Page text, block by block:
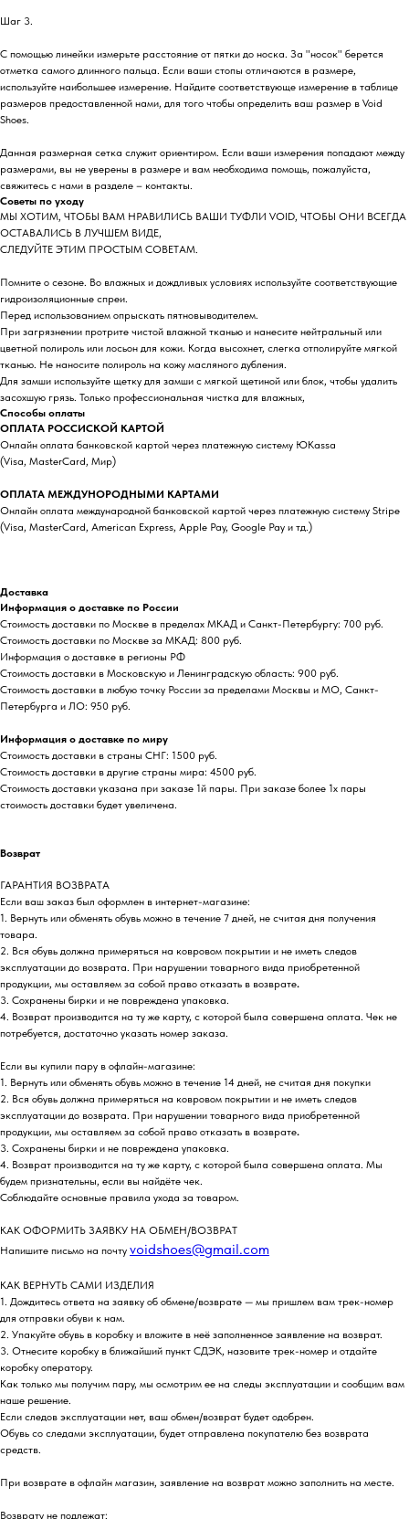
Шаг 3.
С помощью линейки измерьте расстояние от пятки до носка. За "носок" берется
отметка самого длинного пальца. Если ваши стопы отличаются в размере,
используйте наибольшее измерение. Найдите соответствующе измерение в таблице
размеров предоставленной нами, для того чтобы определить ваш размер в Void
Shoes.
Данная размерная сетка служит ориентиром. Если ваши измерения попадают между
размерами, вы не уверены в размере и вам необходима помощь, пожалуйста,
свяжитесь с нами в разделе – контакты.
Советы по уходу
МЫ ХОТИМ, ЧТОБЫ ВАМ НРАВИЛИСЬ ВАШИ ТУФЛИ VOID, ЧТОБЫ ОНИ ВСЕГДА
ОСТАВАЛИСЬ В ЛУЧШЕМ ВИДЕ,
СЛЕДУЙТЕ ЭТИМ ПРОСТЫМ СОВЕТАМ.
Помните о сезоне. Во влажных и дождливых условиях используйте соответствующие
гидроизоляционные спреи.
Перед использованием опрыскать пятновыводителем.
При загрязнении протрите чистой влажной тканью и нанесите нейтральный или
цветной полироль или лосьон для кожи. Когда высохнет, слегка отполируйте мягкой
тканью. Не наносите полироль на кожу масляного дубления.
Для замши используйте щетку для замши с мягкой щетиной или блок, чтобы удалить
засохшую грязь. Только профессиональная чистка для влажных,
Способы оплаты
ОПЛАТА РОССИСКОЙ КАРТОЙ
Онлайн оплата банковской картой через платежную систему ЮKassa
(Visa, MasterCard, Мир)
ОПЛАТА МЕЖДУНОРОДНЫМИ КАРТАМИ
Онлайн оплата международной банковской картой через платежную систему Stripe
(Visa, MasterCard, American Express, Apple Pay, Google Pay и тд.)
Доставка
Информация о доставке по России
Стоимость доставки по Москве в пределах МКАД и Санкт-Петербургу: 700 руб.
Стоимость доставки по Москве за МКАД: 800 руб.
Информация о доставке в регионы РФ
Стоимость доставки в Московскую и Ленинградскую область: 900 руб.
Стоимость доставки в любую точку России за пределами Москвы и МО, Санкт-
Петербурга и ЛО: 950 руб.
Информация о доставке по миру
Стоимость доставки в страны СНГ: 1500 руб.
Стоимость доставки в другие страны мира: 4500 руб.
Стоимость доставки указана при заказе 1й пары. При заказе более 1х пары
стоимость доставки будет увеличена.
Возврат
ГАРАНТИЯ ВОЗВРАТА
Если ваш заказ был оформлен в интернет-магазине:
1. Вернуть или обменять обувь можно в течение 7 дней, не считая дня получения
товара.
2. Вся обувь должна примеряться на ковровом покрытии и не иметь следов
эксплуатации до возврата. При нарушении товарного вида приобретенной
продукции, мы оставляем за собой право отказать в возврате.
3. Сохранены бирки и не повреждена упаковка.
4. Возврат производится на ту же карту, с которой была совершена оплата. Чек не
потребуется, достаточно указать номер заказа.
Если вы купили пару в офлайн-магазине:
1. Вернуть или обменять обувь можно в течение 14 дней, не считая дня покупки
2. Вся обувь должна примеряться на ковровом покрытии и не иметь следов
эксплуатации до возврата. При нарушении товарного вида приобретенной
продукции, мы оставляем за собой право отказать в возврате.
3. Сохранены бирки и не повреждена упаковка.
4. Возврат производится на ту же карту, с которой была совершена оплата. Мы
будем признательны, если вы найдёте чек.
Соблюдайте основные правила ухода за товаром.
КАК ОФОРМИТЬ ЗАЯВКУ НА ОБМЕН/ВОЗВРАТ
Напишите письмо на почту voidshoes@gmail.com
КАК ВЕРНУТЬ САМИ ИЗДЕЛИЯ
1. Дождитесь ответа на заявку об обмене/возврате — мы пришлем вам трек-номер
для отправки обуви к нам.
2. Упакуйте обувь в коробку и вложите в неё заполненное заявление на возврат.
3. Отнесите коробку в ближайший пункт СДЭК, назовите трек-номер и отдайте
коробку оператору.
Как только мы получим пару, мы осмотрим ее на следы эксплуатации и сообщим вам
наше решение.
Если следов эксплуатации нет, ваш обмен/возврат будет одобрен.
Обувь со следами эксплуатации, будет отправлена покупателю без возврата
средств.
При возврате в офлайн магазин, заявление на возврат можно заполнить на месте.
Возврату не подлежат: